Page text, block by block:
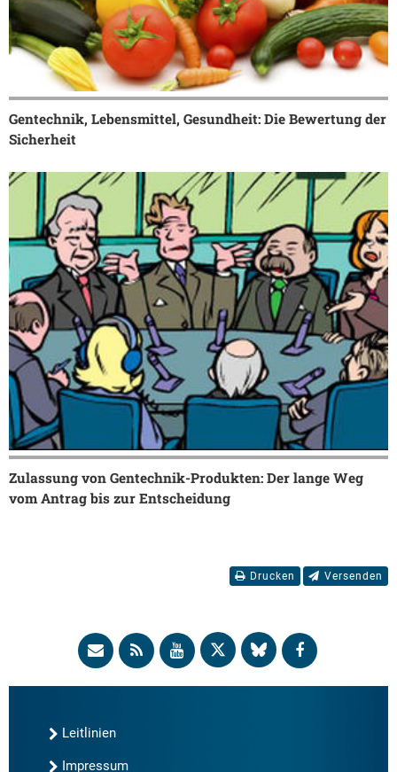
Gentechnik, Lebensmittel, Gesundheit: Die Bewertung der
Sicherheit
Zulassung von Gentechnik-Produkten: Der lange Weg
vom Antrag bis zur Entscheidung
Drucken Versenden
Leitlinien
Impressum